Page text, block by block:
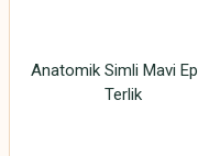
Anatomik Simli Mavi
Terlik